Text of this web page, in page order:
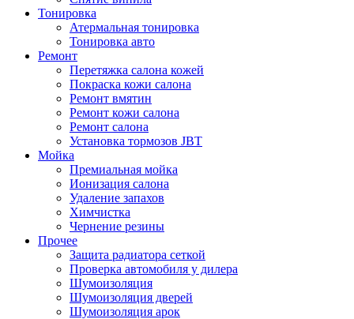
Тонировка
Атермальная тонировка
Тонировка авто
Ремонт
Перетяжка салона кожей
Покраска кожи салона
Ремонт вмятин
Ремонт кожи салона
Ремонт салона
Установка тормозов JBT
Мойка
Премиальная мойка
Ионизация салона
Удаление запахов
Химчистка
Чернение резины
Прочее
Защита радиатора сеткой
Проверка автомобиля у дилера
Шумоизоляция
Шумоизоляция дверей
Шумоизоляция арок